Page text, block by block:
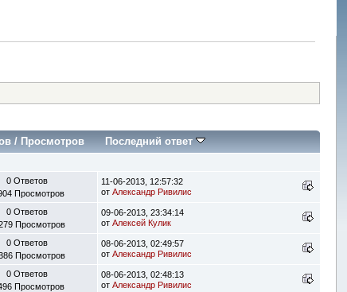
/ Просмотров Последний ответ
0 Ответов
Просмотров
11-06-2013, 12:57:32
отАлександр Ривилис
0 Ответов
Просмотров
09-06-2013, 23:34:14
отАлексей Кулик
0 Ответов
Просмотров
08-06-2013, 02:49:57
отАлександр Ривилис
0 Ответов
Просмотров
08-06-2013, 02:48:13
отАлександр Ривилис